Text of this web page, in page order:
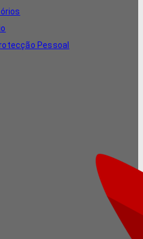
Pessoal